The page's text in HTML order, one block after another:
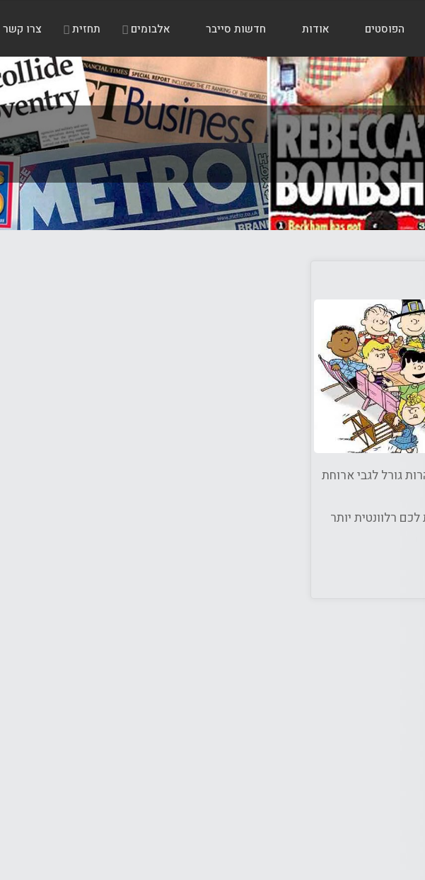
הפוסטים אודות חדשות סייבר אלבומים תחזית צרו קשר
גורל לגבי ארוחת
רלוונטית יותר